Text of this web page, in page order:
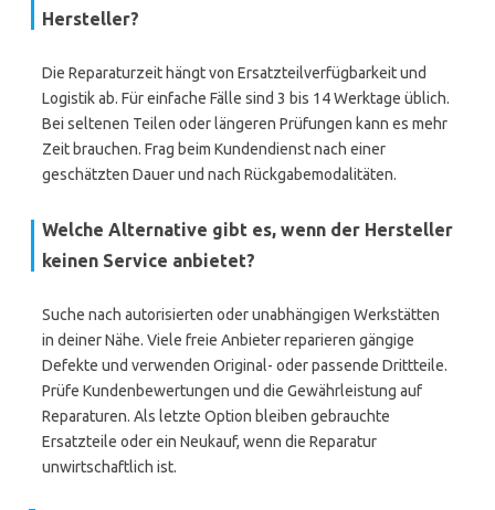
Hersteller?
Die Reparaturzeit hängt von Ersatzteilverfügbarkeit und
Logistik ab. Für einfache Fälle sind 3 bis 14 Werktage üblich.
Bei seltenen Teilen oder längeren Prüfungen kann es mehr
Zeit brauchen. Frag beim Kundendienst nach einer
geschätzten Dauer und nach Rückgabemodalitäten.
Welche Alternative gibt es, wenn der Hersteller
keinen Service anbietet?
Suche nach autorisierten oder unabhängigen Werkstätten
in deiner Nähe. Viele freie Anbieter reparieren gängige
Defekte und verwenden Original- oder passende Drittteile.
Prüfe Kundenbewertungen und die Gewährleistung auf
Reparaturen. Als letzte Option bleiben gebrauchte
Ersatzteile oder ein Neukauf, wenn die Reparatur
unwirtschaftlich ist.